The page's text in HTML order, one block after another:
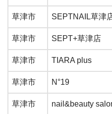
草津市 SEPTNAIL草津
草津市 SEPT+草津店
草津市 TIARA plus
草津市 N°19
草津市 nail&beauty